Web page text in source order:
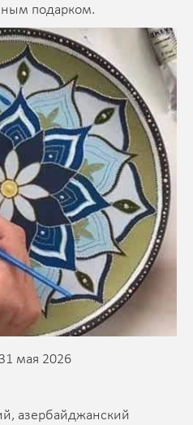
подарком.
мая 2026
азербайджанский